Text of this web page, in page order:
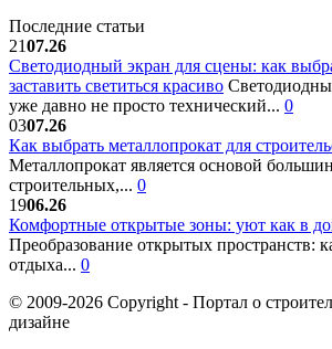
Последние статьи
2107.26
Светодиодный экран для сцены: как
заставить светиться красиво
уже давно не просто технический... 0
0307.26
Как выбрать металлопрокат для
Металлопрокат является основой
строительных,... 0
1906.26
Комфортные открытые зоны: уют как в
Преобразование открытых пространств:
отдыха... 0
© 2009-2026 Copyright - Портал о
дизайне